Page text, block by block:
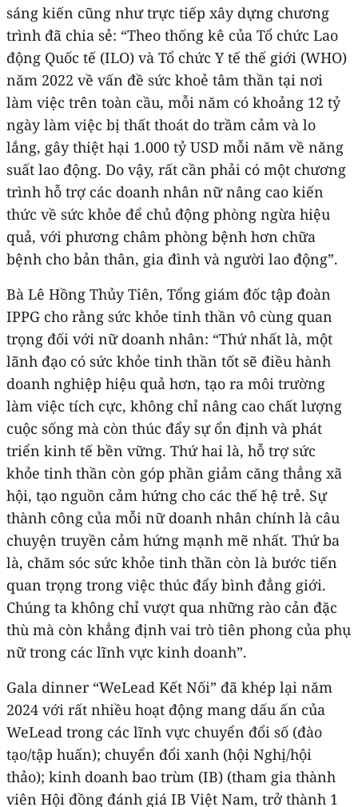
sáng kiến cũng như trực tiếp xây dựng chương
trình đã chia sẻ: “Theo thống kê của Tổ chức Lao
động Quốc tế (ILO) và Tổ chức Y tế thế giới (WHO)
năm 2022 về vấn đề sức khoẻ tâm thần tại nơi
làm việc trên toàn cầu, mỗi năm có khoảng 12 tỷ
ngày làm việc bị thất thoát do trầm cảm và lo
lắng, gây thiệt hại 1.000 tỷ USD mỗi năm về năng
suất lao động. Do vậy, rất cần phải có một chương
trình hỗ trợ các doanh nhân nữ nâng cao kiến
thức về sức khỏe để chủ động phòng ngừa hiệu
quả, với phương châm phòng bệnh hơn chữa
bệnh cho bản thân, gia đình và người lao động”.
Bà Lê Hồng Thủy Tiên, Tổng giám đốc tập đoàn
IPPG cho rằng sức khỏe tinh thần vô cùng quan
trọng đối với nữ doanh nhân: “Thứ nhất là, một
lãnh đạo có sức khỏe tinh thần tốt sẽ điều hành
doanh nghiệp hiệu quả hơn, tạo ra môi trường
làm việc tích cực, không chỉ nâng cao chất lượng
cuộc sống mà còn thúc đẩy sự ổn định và phát
triển kinh tế bền vững. Thứ hai là, hỗ trợ sức
khỏe tinh thần còn góp phần giảm căng thẳng xã
hội, tạo nguồn cảm hứng cho các thế hệ trẻ. Sự
thành công của mỗi nữ doanh nhân chính là câu
chuyện truyền cảm hứng mạnh mẽ nhất. Thứ ba
là, chăm sóc sức khỏe tinh thần còn là bước tiến
quan trọng trong việc thúc đẩy bình đẳng giới.
Chúng ta không chỉ vượt qua những rào cản đặc
thù mà còn khẳng định vai trò tiên phong của phụ
nữ trong các lĩnh vực kinh doanh”.
Gala dinner “WeLead Kết Nối” đã khép lại năm
2024 với rất nhiều hoạt động mang dấu ấn của
WeLead trong các lĩnh vực chuyển đổi số (đào
tạo/tập huấn); chuyển đổi xanh (hội Nghị/hội
thảo); kinh doanh bao trùm (IB) (tham gia thành
viên Hội đồng đánh giá IB Việt Nam, trở thành 1